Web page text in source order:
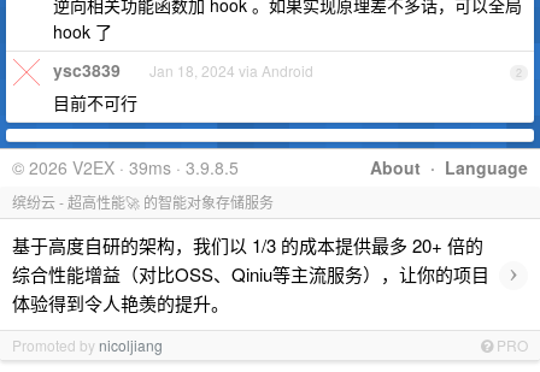
逆向相关功能函数加 hook 。如果实现原理差不多话，可以全局
hook 了
2
ysc3839 Jan 18, 2024 via Android
目前不可行
About · Language
© 2026 V2EX · 39ms · 3.9.8.5
缤纷云 - 超高性能🚀 的智能对象存储服务
基于高度自研的架构，我们以 1/3 的成本提供最多 20+ 倍的
综合性能增益（对比OSS、Qiniu等主流服务），让你的项目
体验得到令人艳羡的提升。
›
Promoted by nicoljiang PRO